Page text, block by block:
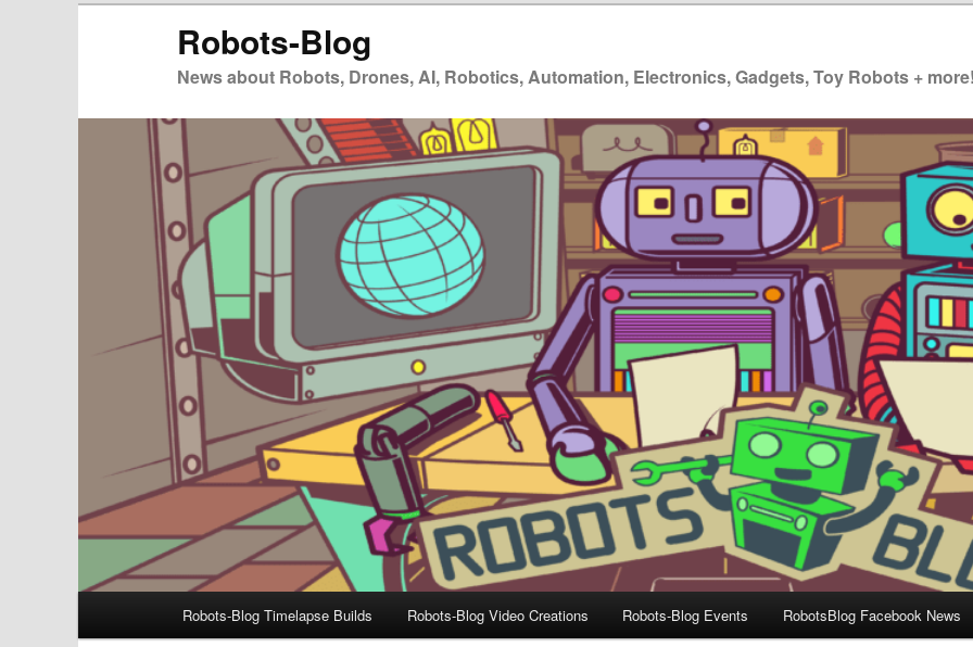
Robots-Blog
News about Robots, Drones, AI, Robotics, Automation, Electronics, Gadgets, Toy Robots + more!
Robots-Blog Timelapse Builds Robots-Blog Video Creations Robots-Blog Events RobotsBlog Facebook News